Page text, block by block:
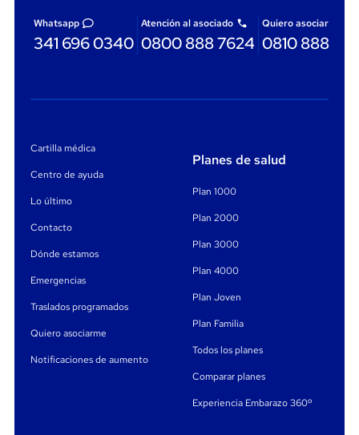
Whatsapp
341 696 0340
Atención al asociado
0800 888 7624
Quiero asociarme
0810 888
Cartilla médica
Centro de ayuda
Lo último
Contacto
Dónde estamos
Emergencias
Traslados programados
Quiero asociarme
Notificaciones de aumento
Planes de salud
Plan 1000
Plan 2000
Plan 3000
Plan 4000
Plan Joven
Plan Familia
Todos los planes
Comparar planes
Experiencia Embarazo 360º